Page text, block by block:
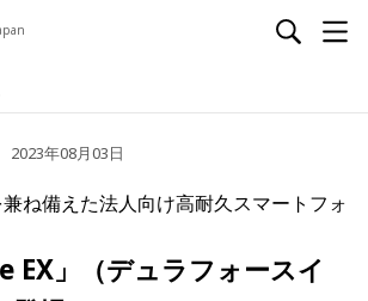
2023年08月03日
ね備えた法人向け高耐久スマートフォ
EX」（デュラフォースイ